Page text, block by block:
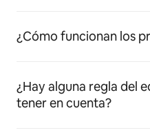
¿Cómo funcionan los
¿Hay alguna regla del
tener en cuenta?